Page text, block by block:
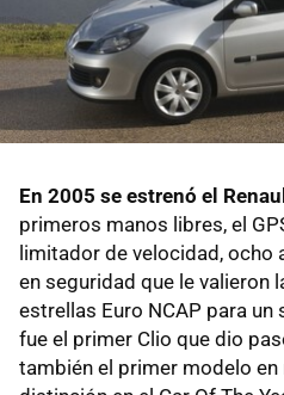
En 2005 se estrenó el
primeros manos libres, el
limitador de velocidad,
en seguridad que le valieron
estrellas Euro NCAP para
fue el primer Clio que dio
también el primer modelo